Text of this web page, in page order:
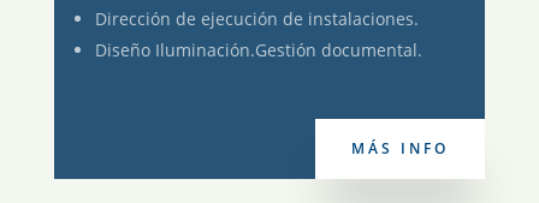
Dirección de ejecución de instalaciones.
Diseño Iluminación.Gestión documental.
MÁS INFO